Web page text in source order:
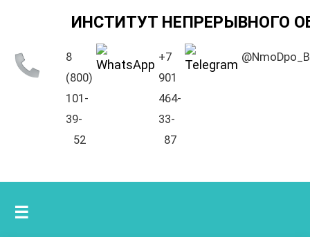
ИНСТИТУТ НЕПРЕРЫВНОГО
8
(800)
101-
39-
52
+7
901
464-
33-
87
☰